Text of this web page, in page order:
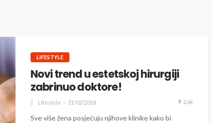
LIFESTYLE
Novi trend u estetskoj hirurgiji
zabrinuo doktore!
Lifestyle 21/02/2018 2.6k
Sve više žena posjećuju njihove klinike kako bi